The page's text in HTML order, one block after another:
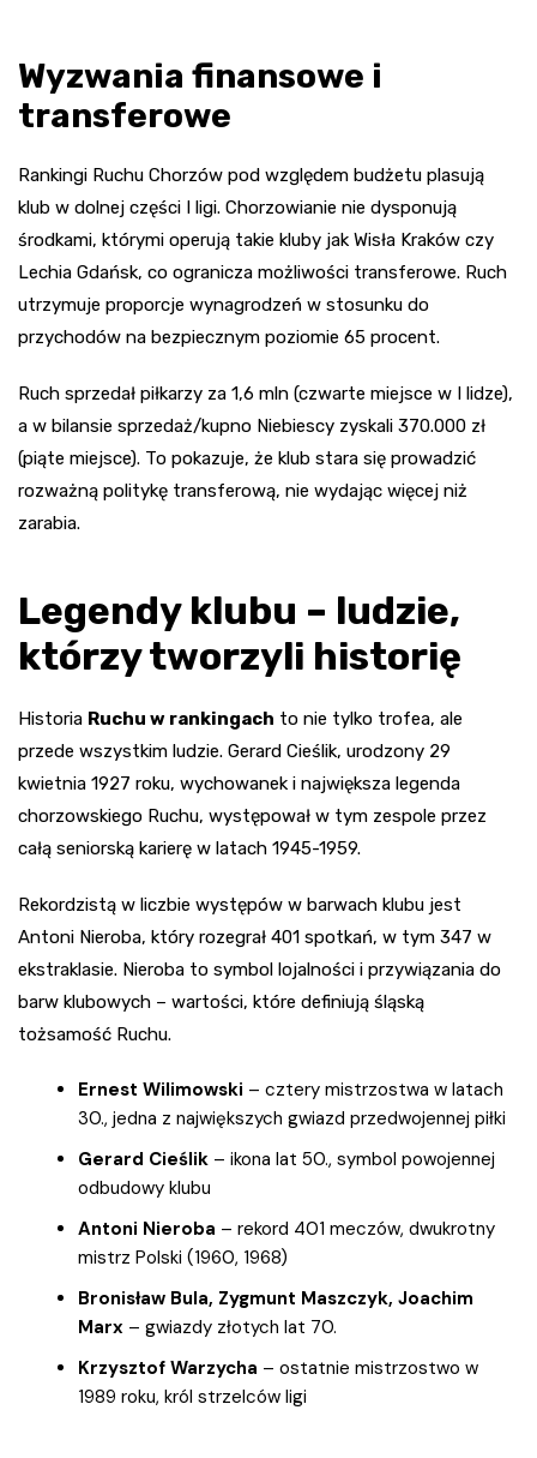
Wyzwania finansowe i
transferowe
Rankingi Ruchu Chorzów pod względem budżetu plasują
klub w dolnej części I ligi. Chorzowianie nie dysponują
środkami, którymi operują takie kluby jak Wisła Kraków czy
Lechia Gdańsk, co ogranicza możliwości transferowe. Ruch
utrzymuje proporcje wynagrodzeń w stosunku do
przychodów na bezpiecznym poziomie 65 procent.
Ruch sprzedał piłkarzy za 1,6 mln (czwarte miejsce w I lidze),
a w bilansie sprzedaż/kupno Niebiescy zyskali 370.000 zł
(piąte miejsce). To pokazuje, że klub stara się prowadzić
rozważną politykę transferową, nie wydając więcej niż
zarabia.
Legendy klubu – ludzie,
którzy tworzyli historię
Historia Ruchu w rankingach to nie tylko trofea, ale
przede wszystkim ludzie. Gerard Cieślik, urodzony 29
kwietnia 1927 roku, wychowanek i największa legenda
chorzowskiego Ruchu, występował w tym zespole przez
całą seniorską karierę w latach 1945-1959.
Rekordzistą w liczbie występów w barwach klubu jest
Antoni Nieroba, który rozegrał 401 spotkań, w tym 347 w
ekstraklasie. Nieroba to symbol lojalności i przywiązania do
barw klubowych – wartości, które definiują śląską
tożsamość Ruchu.
Ernest Wilimowski – cztery mistrzostwa w latach
30., jedna z największych gwiazd przedwojennej piłki
Gerard Cieślik – ikona lat 50., symbol powojennej
odbudowy klubu
Antoni Nieroba – rekord 401 meczów, dwukrotny
mistrz Polski (1960, 1968)
Bronisław Bula, Zygmunt Maszczyk, Joachim
Marx – gwiazdy złotych lat 70.
Krzysztof Warzycha – ostatnie mistrzostwo w
1989 roku, król strzelców ligi